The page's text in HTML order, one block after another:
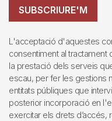
SUBSCRIURE'M
L'acceptació d'aquestes
consentiment al
la prestació dels serveis
escau, per fer les gestions
entitats públiques que
posterior incorporació en
exercitar els drets d’accés,